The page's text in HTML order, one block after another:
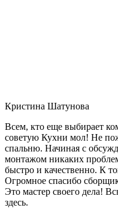
Кристина Шатунова
Всем, кто еще выбирает
советую Кухни мол! Не
спальню. Начиная с
монтажом никаких
быстро и качественно. К
Огромное спасибо
Это мастер своего дела!
здесь.